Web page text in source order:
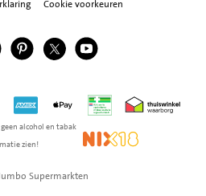
Cookie voorkeuren
Instagram
Jumbo Pinterest
Jumbo Twitter
Jumbo YouTube
American Express
Apple Pay Thuiswinkel
alcohol en tabak
zien!
NIX18
Supermarkten